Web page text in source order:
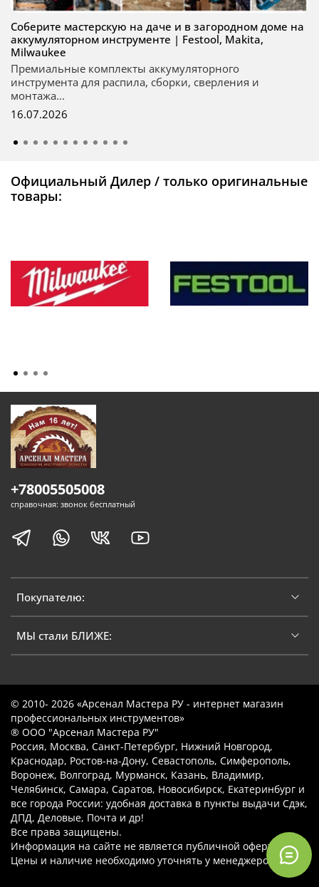
Соберите мастерскую на даче и в загородном доме на
аккумуляторном инструменте | Festool, Makita,
Milwaukee
Премиальные комплекты аккумуляторного
инструмента для распила, сборки, сверления и
монтажа...
16.07.2026
Официальный Дилер / только оригинальные
товары:
Покупателю:
МЫ стали БЛИЖЕ:
+78005505008
справочная: звонок бесплатный
© 2010- 2026 «Арсенал Мастера РУ - интернет магазин
профессиональных инструментов»
® ООО "Арсенал Мастера РУ"
Россия, Москва, Санкт-Петербург, Нижний Новгород,
Краснодар, Ростов-на-Дону, Севастополь, Симферополь,
Воронеж, Волгоград, Мурманск, Казань, Владимир,
Челябинск, Самара, Саратов, Новосибирск, Екатеринбург и
все города России: удобная доставка в пункты выдачи Сдэк,
ДПД, Деловые, Почта и др!
Все права защищены.
Информация на сайте не является публичной офертой.
Цены и наличие необходимо уточнять у менеджеров.